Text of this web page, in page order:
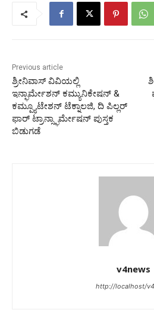
Previous article
ಶ್ರೀನಿವಾಸ್ ವಿವಿಯಲ್ಲಿ
ಇನ್ಫಾರ್ಮೇಶನ್ ಕಮ್ಯುನಿಕೇಷನ್ &
ಕಮ್ಪ್ಯೂಟೇಶನ್ ಟೆಕ್ನಾಲಜಿ, ದಿ ಪಿಲ್ಲರ್
ಫಾರ್ ಟ್ರಾನ್ಸ್ಫಾರ್ಮೇಷನ್ ಪುಸ್ತಕ
ಬಿಡುಗಡೆ
v4news
http://localhost/